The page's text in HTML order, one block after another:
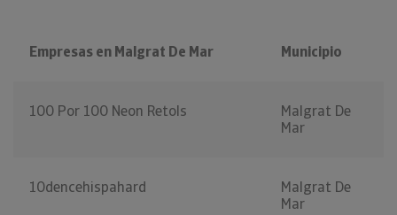
Empresas en Malgrat De Mar Municipio
100 Por 100 Neon Retols
Malgrat De
Mar
10dencehispahard
Malgrat De
Mar